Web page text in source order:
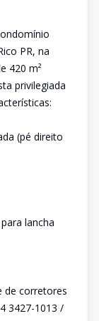
PR, na
420 m²
privilegiada
(pé direito
lancha
de corretores
3427-1013 /